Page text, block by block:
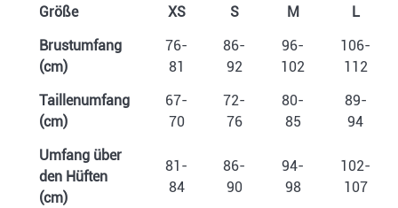
Größe XS S M
L
Brustumfang
(cm)
76-
81
86-
92
96-
102
106-
112
Taillenumfang
(cm)
67-
70
72-
76
80-
85
89-
94
Umfang über
den Hüften
(cm)
81-
84
86-
90
94-
98
102-
107